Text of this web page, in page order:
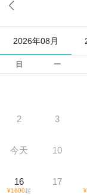

2026年08月
日 一
2 3
今天 10
16
¥1600起
17
¥